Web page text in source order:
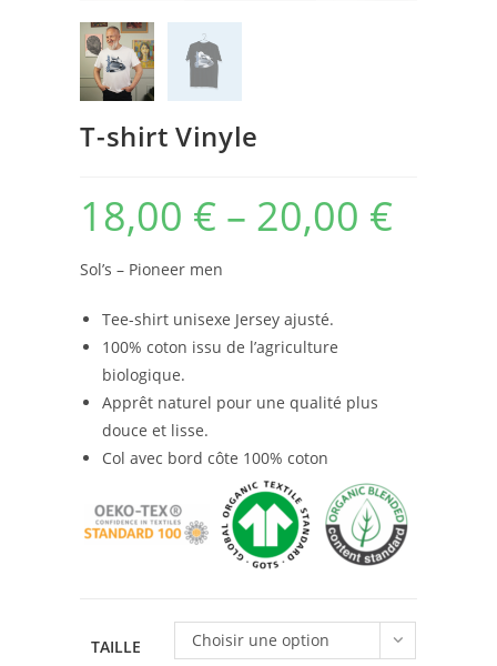
T-shirt Vinyle
18,00 € – 20,00 €
Sol’s – Pioneer men
Tee-shirt unisexe Jersey ajusté.
100% coton issu de l’agriculture
biologique.
Apprêt naturel pour une qualité plus
douce et lisse.
Col avec bord côte 100% coton
TAILLE Choisir une option